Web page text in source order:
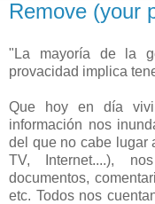
Remove (your
"La mayoría de la
provacidad implica
Que hoy en día
información nos
del que no cabe lugar
TV, Internet....),
documentos,
etc. Todos nos